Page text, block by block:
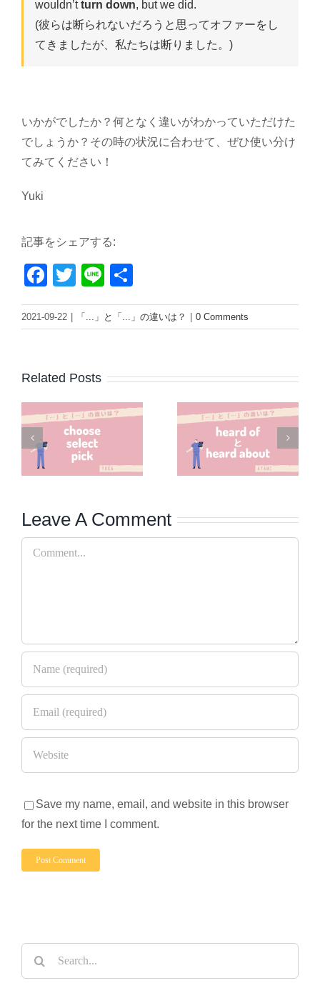
wouldn’tturn down, but we did.
(彼らは断られないだろうと思ってオファーをし
てきましたが、私たちは断りました。)
いかがでしたか？何となく違いがわかっていただけた
でしょうか？その時の状況に合わせて、ぜひ使い分け
てみてください！
Yuki
記事をシェアする:
Facebook
Twitter
Line
2021-09-22 「...」と「...」の違いは？ 0 Comments
Related Posts
Leave A Comment
Comment
Save my name, email, and website in this browser
for the next time I comment.